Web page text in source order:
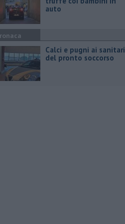
auto
Calci e pugni ai sanitari
del pronto soccorso